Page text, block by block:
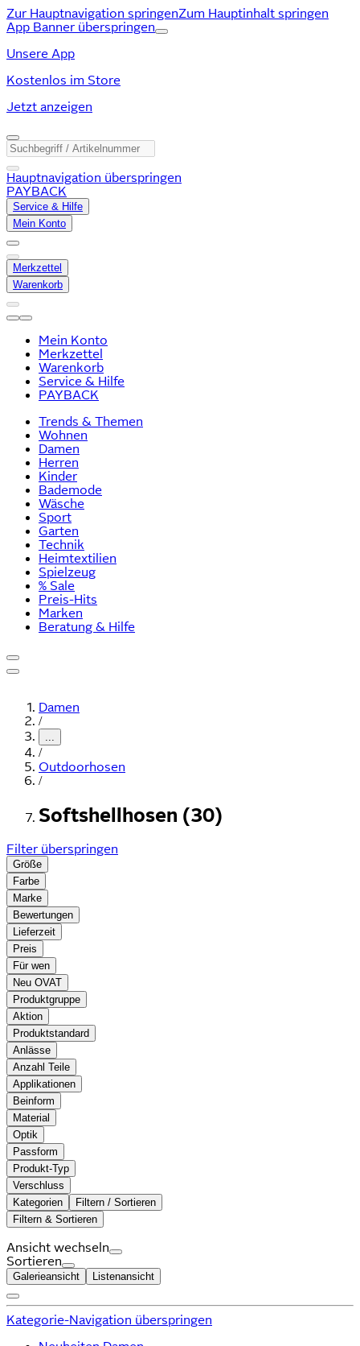
Zur Hauptnavigation springenZum Hauptinhalt springen
App Banner überspringen
Unsere App
Kostenlos im Store
Jetzt anzeigen
Hauptnavigation überspringen
PAYBACK
Service & Hilfe
Mein Konto
Merkzettel
Warenkorb
Mein Konto
Merkzettel
Warenkorb
Service & Hilfe
PAYBACK
Trends & Themen
Wohnen
Damen
Herren
Kinder
Bademode
Wäsche
Sport
Garten
Technik
Heimtextilien
Spielzeug
% Sale
Preis-Hits
Marken
Beratung & Hilfe
Damen
/
...
/
Outdoorhosen
/
Softshellhosen (30)
Filter überspringen
Größe
Farbe
Marke
Bewertungen
Lieferzeit
Preis
Für wen
Neu OVAT
Produktgruppe
Aktion
Produktstandard
Anlässe
Anzahl Teile
Applikationen
Beinform
Material
Optik
Passform
Produkt-Typ
Verschluss
Kategorien
Filtern / Sortieren
Filtern & Sortieren
Ansicht wechseln
Sortieren
Galerieansicht Listenansicht
Kategorie-Navigation überspringen